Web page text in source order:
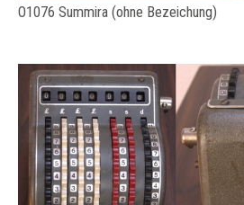
O1076 Summira (ohne Bezeichung)